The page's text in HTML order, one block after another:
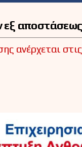
ανέρχεται